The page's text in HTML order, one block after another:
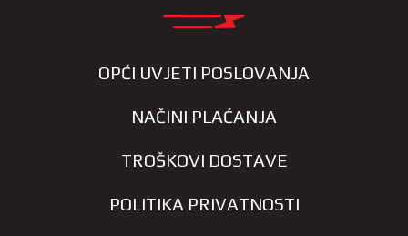
OPĆI UVJETI POSLOVANJA
NAČINI PLAĆANJA
TROŠKOVI DOSTAVE
POLITIKA PRIVATNOSTI